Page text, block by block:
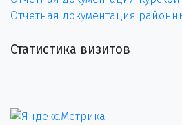
Отчетная документация
Статистика визитов